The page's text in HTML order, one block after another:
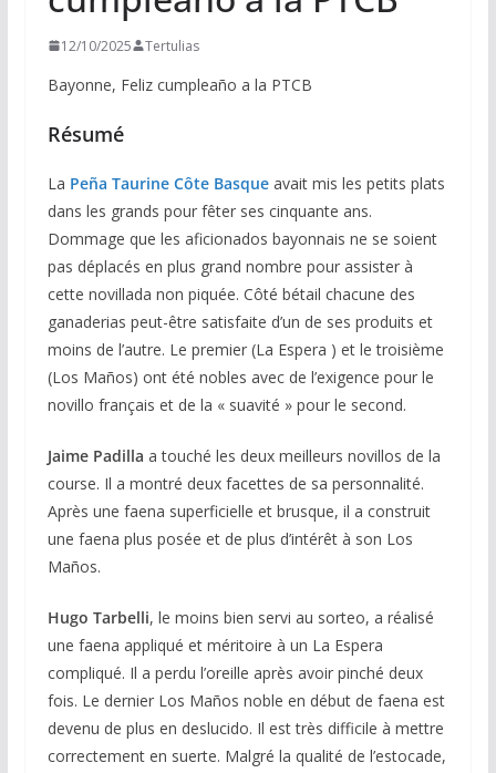
12/10/2025 Tertulias
Bayonne, Feliz cumpleaño a la PTCB
Résumé
La Peña Taurine Côte Basque avait mis les petits plats
dans les grands pour fêter ses cinquante ans.
Dommage que les aficionados bayonnais ne se soient
pas déplacés en plus grand nombre pour assister à
cette novillada non piquée. Côté bétail chacune des
ganaderias peut-être satisfaite d’un de ses produits et
moins de l’autre. Le premier (La Espera ) et le troisième
(Los Maños) ont été nobles avec de l’exigence pour le
novillo français et de la « suavité » pour le second.
Jaime Padilla a touché les deux meilleurs novillos de la
course. Il a montré deux facettes de sa personnalité.
Après une faena superficielle et brusque, il a construit
une faena plus posée et de plus d’intérêt à son Los
Maños.
Hugo Tarbelli, le moins bien servi au sorteo, a réalisé
une faena appliqué et méritoire à un La Espera
compliqué. Il a perdu l’oreille après avoir pinché deux
fois. Le dernier Los Maños noble en début de faena est
devenu de plus en deslucido. Il est très difficile à mettre
correctement en suerte. Malgré la qualité de l’estocade,